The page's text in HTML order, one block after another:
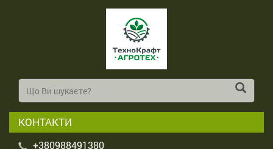
КОНТАКТИ
+380988491380